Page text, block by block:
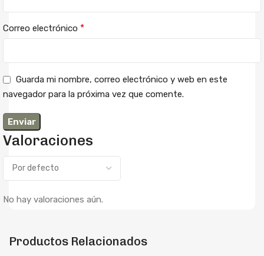
Valoraciones
No hay valoraciones aún.
Correo electrónico *
Guarda mi nombre, correo electrónico y web en este
navegador para la próxima vez que comente.
Productos Relacionados